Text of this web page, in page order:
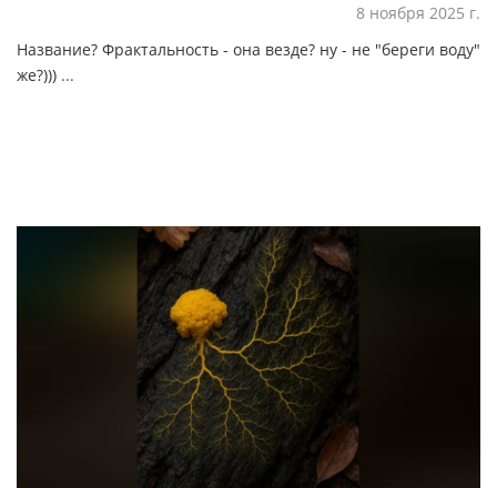
8 ноября 2025 г.
Название? Фрактальность - она везде? ну - не "береги воду"
же?))) ...